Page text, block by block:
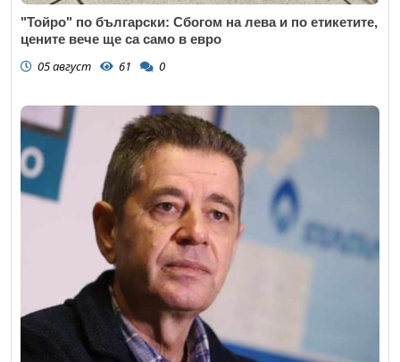
"Тойро" по български: Сбогом на лева и по етикетите,
цените вече ще са само в евро
05 август 61 0